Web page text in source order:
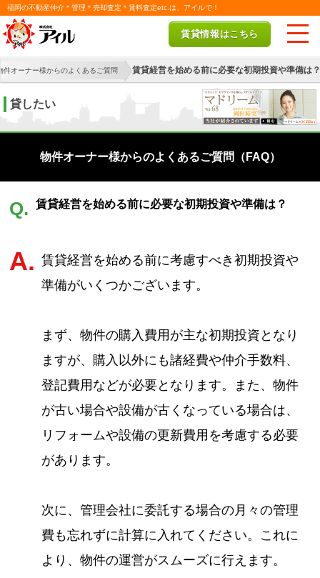
福岡の不動産仲介＊管理＊売却査定＊賃料査定etc.は、アイルで！
賃貸情報はこちら
件オーナー様からのよくあるご質問 賃貸経営を始める前に必要な初期投資や準備は？
貸したい
物件オーナー様からのよくあるご質問（FAQ）
Q. 賃貸経営を始める前に必要な初期投資や準備は？
A. 賃貸経営を始める前に考慮すべき初期投資や
準備がいくつかございます。
まず、物件の購入費用が主な初期投資となり
ますが、購入以外にも諸経費や仲介手数料、
登記費用などが必要となります。また、物件
が古い場合や設備が古くなっている場合は、
リフォームや設備の更新費用を考慮する必要
があります。
次に、管理会社に委託する場合の月々の管理
費も忘れずに計算に入れてください。これに
より、物件の運営がスムーズに行えます。